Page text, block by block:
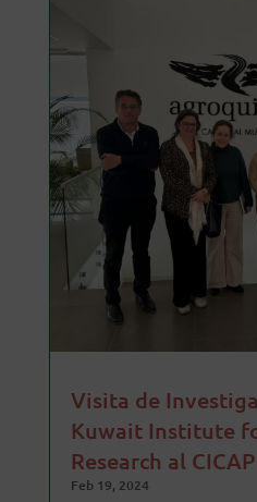
Visita de
Kuwait Institute
Research al CICAP
Feb 19, 2024